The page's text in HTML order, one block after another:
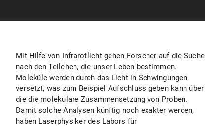
Mit Hilfe von Infrarotlicht gehen Forscher auf die Suche
nach den Teilchen, die unser Leben bestimmen.
Moleküle werden durch das Licht in Schwingungen
versetzt, was zum Beispiel Aufschluss geben kann über
die die molekulare Zusammensetzung von Proben.
Damit solche Analysen künftig noch exakter werden,
haben Laserphysiker des Labors für